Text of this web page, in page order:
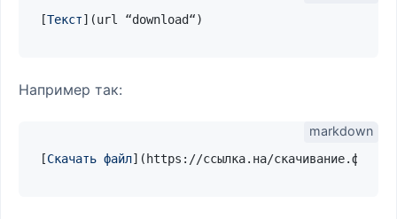
[Текст](url “download“
Например так:
[Скачать файл]( https://ссылка.на/скачивание.файла